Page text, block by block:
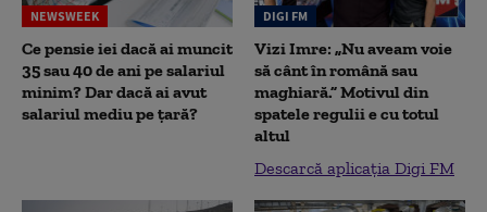
NEWSWEEK
Ce pensie iei dacă ai muncit
35 sau 40 de ani pe salariul
minim? Dar dacă ai avut
salariul mediu pe țară?
DIGI FM
Vizi Imre: „Nu aveam voie
să cânt în română sau
maghiară.” Motivul din
spatele regulii e cu totul
altul
Descarcă aplicația Digi FM